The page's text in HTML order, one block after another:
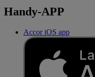
Handy-APP
Accor iOS app